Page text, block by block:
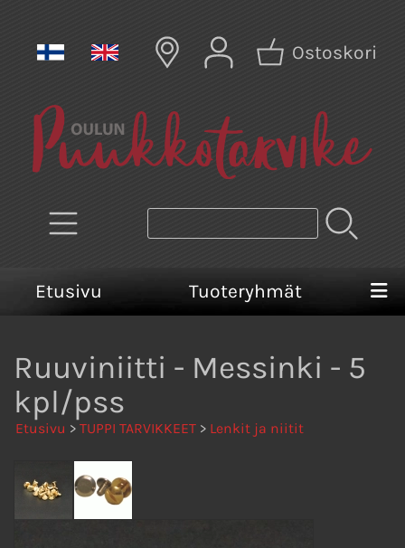
Ostoskori
Etusivu Tuoteryhmät
Ruuviniitti - Messinki - 5
kpl/pss
Etusivu > TUPPI TARVIKKEET > Lenkit ja niitit